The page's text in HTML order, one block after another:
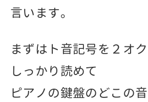
言います。
まずはト音記号を２オ
しっかり読めて
ピアノの鍵盤のどこの